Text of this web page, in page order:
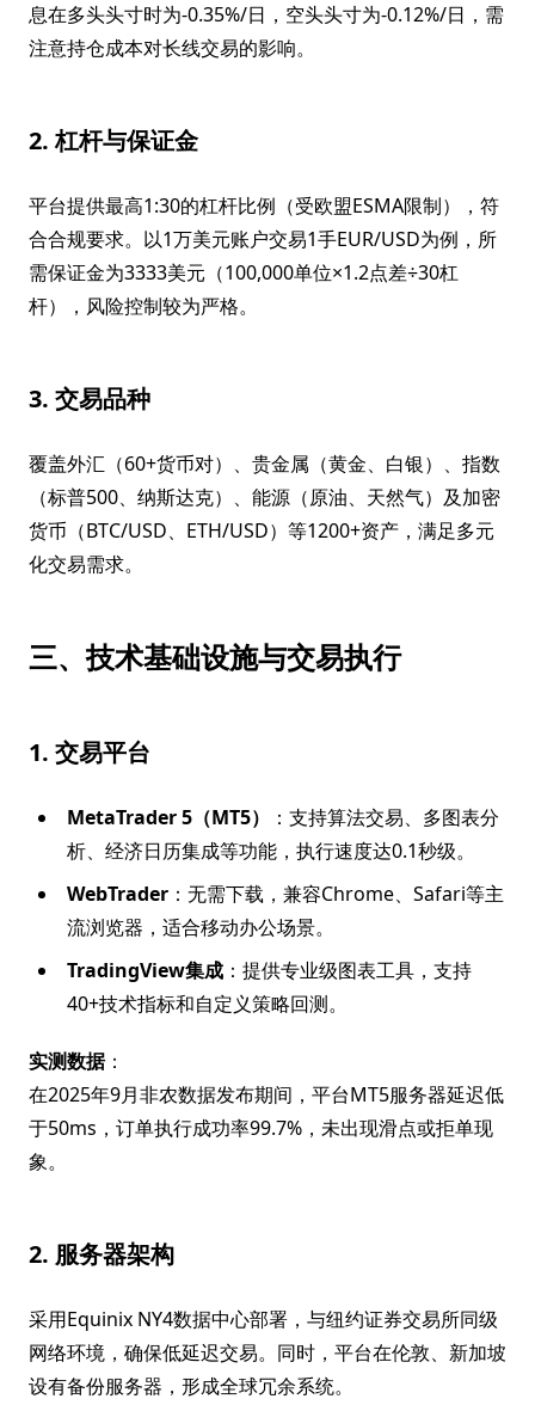
息在多头头寸时为-0.35%/日，空头头寸为-0.12%/日，需
注意持仓成本对长线交易的影响。
2. 杠杆与保证金
平台提供最高1:30的杠杆比例（受欧盟ESMA限制），符
合合规要求。以1万美元账户交易1手EUR/USD为例，所
需保证金为3333美元（100,000单位×1.2点差÷30杠
杆），风险控制较为严格。
3. 交易品种
覆盖外汇（60+货币对）、贵金属（黄金、白银）、指数
（标普500、纳斯达克）、能源（原油、天然气）及加密
货币（BTC/USD、ETH/USD）等1200+资产，满足多元
化交易需求。
三、技术基础设施与交易执行
1. 交易平台
MetaTrader 5（MT5）
：支持算法交易、多图表分
析、经济日历集成等功能，执行速度达0.1秒级。
WebTrader ：无需下载，兼容Chrome、Safari等主
流浏览器，适合移动办公场景。
TradingView集成 ：提供专业级图表工具，支持
40+技术指标和自定义策略回测。
实测数据：
在2025年9月非农数据发布期间，平台MT5服务器延迟低
于50ms，订单执行成功率99.7%，未出现滑点或拒单现
象。
2. 服务器架构
采用Equinix NY4数据中心部署，与纽约证券交易所同级
网络环境，确保低延迟交易。同时，平台在伦敦、新加坡
设有备份服务器，形成全球冗余系统。